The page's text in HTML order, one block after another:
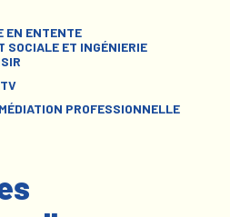
EN ENTENTE
SOCIALE ET INGÉNIERIE
PROFESSIONNELLE